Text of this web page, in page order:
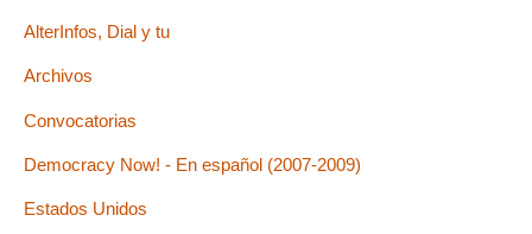
AlterInfos, Dial y tu
Archivos
Convocatorias
Democracy Now! - En español (2007-2009)
Estados Unidos